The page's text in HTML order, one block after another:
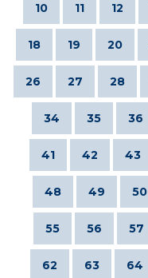
10 11 12
18 19 20
26 27 28
34 35 36
41 42 43
48 49 50
55 56 57
62 63 64